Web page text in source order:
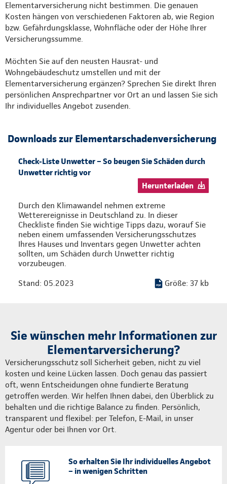
Elementarversicherung nicht bestimmen. Die genauen
Kosten hängen von verschiedenen Faktoren ab, wie Region
bzw. Gefährdungsklasse, Wohnfläche oder der Höhe Ihrer
Versicherungssumme.
Möchten Sie auf den neusten Hausrat- und
Wohngebäudeschutz umstellen und mit der
Elementarversicherung ergänzen? Sprechen Sie direkt Ihren
persönlichen Ansprechpartner vor Ort an und lassen Sie sich
Ihr individuelles Angebot zusenden.
Downloads zur Elementarschadenversicherung
Check-Liste Unwetter – So beugen Sie Schäden durch
Unwetter richtig vor
Herunterladen
Durch den Klimawandel nehmen extreme
Wetterereignisse in Deutschland zu. In dieser
Checkliste finden Sie wichtige Tipps dazu, worauf Sie
neben einem umfassenden Versicherungsschutzes
Ihres Hauses und Inventars gegen Unwetter achten
sollten, um Schäden durch Unwetter richtig
vorzubeugen.
Stand: 05.2023 Größe: 37 kb
Sie wünschen mehr Informationen zur
Elementarversicherung?
Versicherungsschutz soll Sicherheit geben, nicht zu viel
kosten und keine Lücken lassen. Doch genau das passiert
oft, wenn Entscheidungen ohne fundierte Beratung
getroffen werden. Wir helfen Ihnen dabei, den Überblick zu
behalten und die richtige Balance zu finden. Persönlich,
transparent und flexibel: per Telefon, E-Mail, in unser
Agentur oder bei Ihnen vor Ort.
So erhalten Sie Ihr individuelles Angebot
– in wenigen Schritten